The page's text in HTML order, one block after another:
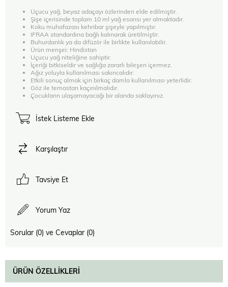
Uçucu yağ, beyaz adaçayı özlerinden elde edilmiştir.
Şişe içerisinde toplam 10 ml yağ esansı yer almaktadır.
Koku muhafazası kehribar şişeyle yapılmıştır.
IFRAA standardına bağlı kalınarak üretilmiştir.
Buhurdanlık ya da difüzör ile birlikte kullanılabilir.
Ürün menşei: Hindistan
Uçucu yağ niteliğine sahiptir.
İçeriği bitkiseldir ve sağlığa zararlı bileşen içermez.
Ağız yoluyla kullanılması sakıncalıdır.
Etkili sonuç almak için birkaç damla kullanılması yeterlidir.
Göz ile temastan kaçınılmalıdır.
Çocukların ulaşamayacağı bir alanda saklayınız.
İstek Listeme Ekle
Karşılaştır
Tavsiye Et
Yorum Yaz
Sorular (0) ve Cevaplar (0)
ÜRÜN ÖZELLIKLERI